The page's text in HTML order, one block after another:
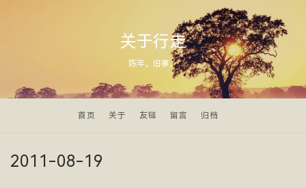
关于行走
陈年。旧事。
首页 关于 友链 留言 归档
2011-08-19